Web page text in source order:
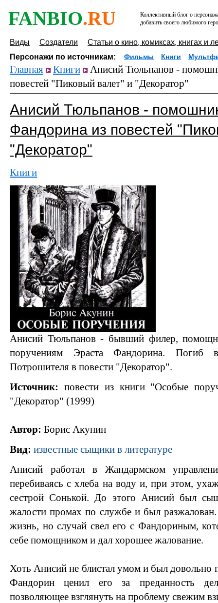
FANBIO.RU
Коллективный блог о
добавить своего любимого
Виды Создатели
Статьи о кино, комиксах, книгах и
Персонажи по источникам:
Фильмы Книги
Главная Книги
Анисий Тюльпанов -
повестей "Пиковый валет" и "Декоратор"
Анисий Тюльпанов -
Фандорина из повестей
"Декоратор"
Книги
Анисий Тюльпанов - бывший филер,
поручениям Эраста Фандорина.
Потрошителя в повести "Декоратор".
Источник: повести из книги "Особые
"Декоратор" (1999)
Автор: Борис Акунин
Вид: известные сыщики в литературе
Анисий работал в Жандармском
перебиваясь с хлеба на воду и, при этом,
сестрой Сонькой. До этого Анисий был
жалости промах по службе и был
жизнь, но случай свел его с Фандориным,
себе помощником и дал хорошее жалование.
Хоть Анисий не блистал умом и был довольно
Фандорин ценил его за преданность
позволяющее взглянуть на проблему свежим